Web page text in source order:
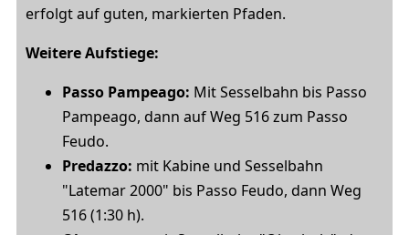
erfolgt auf guten, markierten Pfaden.
Weitere Aufstiege:
Passo Pampeago: Mit Sesselbahn bis Passo
Pampeago, dann auf Weg 516 zum Passo
Feudo.
Predazzo: mit Kabine und Sesselbahn
"Latemar 2000" bis Passo Feudo, dann Weg
516 (1:30 h).